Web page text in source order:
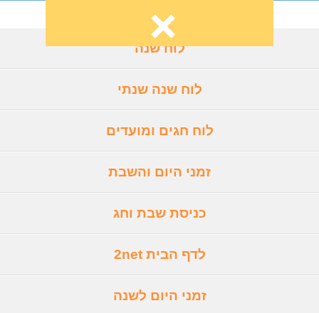
לוח שנה
לוח שנה שנתי
לוח חגים ומועדים
זמני היום והשבת
כניסת שבת וחג
לדף הבית 2net
זמני היום לשנה